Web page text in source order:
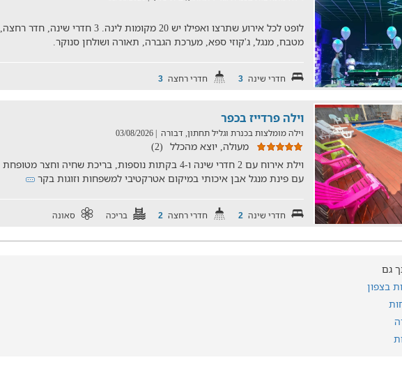
לופט לכל אירוע שתרצו ואפילו יש 20 מקומות לינה. 3 חדרי שינה, חדר רחצה,
מטבח, מנגל, ג'קוזי ספא, מערכת הגברה, תאורה ושולחן סנוקר.
חדרי שינה 3 חדרי רחצה 3
וילה פרדייז בכפר
וילה מומלצות בכנרת וגליל תחתון, דבורה | 03/08/2026
מעולה, יוצא מהכלל (2)
וילת אירוח עם 2 חדרי שינה ו-4 בקתות נוספות, בריכת שחיה וחצר מטופחת
עם פינת מנגל אבן איכותי במיקום אטרקטיבי למשפחות וזוגות בקר
חדרי שינה 2 חדרי רחצה 2 בריכה סאונה
גם
בצפון